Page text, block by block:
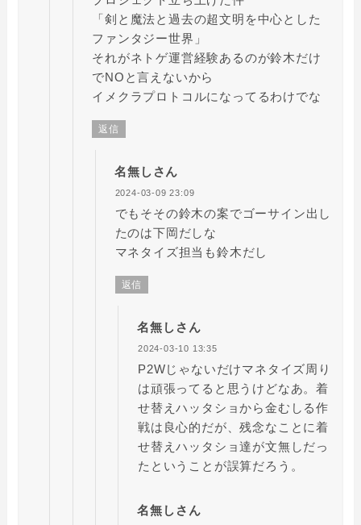
「剣と魔法と過去の超文明を中心とした
ファンタジー世界」
それがネトゲ運営経験あるのが鈴木だけ
でNOと言えないから
イメクラプロトコルになってるわけでな
返信
名無しさん
2024-03-09 23:09
でもそその鈴木の案でゴーサイン出し
たのは下岡だしな
マネタイズ担当も鈴木だし
返信
名無しさん
2024-03-10 13:35
P2Wじゃないだけマネタイズ周り
は頑張ってると思うけどなあ。着
せ替えハッタショから金むしる作
戦は良心的だが、残念なことに着
せ替えハッタショ達が文無しだっ
たということが誤算だろう。
名無しさん